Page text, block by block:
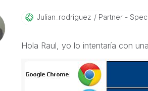
Julian_rodrigueZ Partner -
Hola Raul, yo lo intentaría con